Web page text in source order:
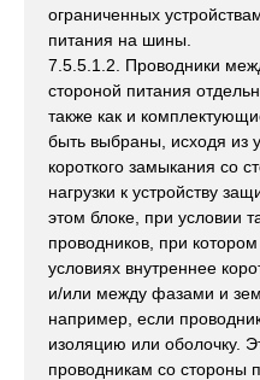
ограниченных
питания на шины.
7.5.5.1.2. Проводники
стороной питания
также как и
быть выбраны, исходя из
короткого замыкания со
нагрузки к устройству
этом блоке, при условии
проводников, при
условиях внутреннее
и/или между фазами и
например, если
изоляцию или оболочку.
проводникам со стороны